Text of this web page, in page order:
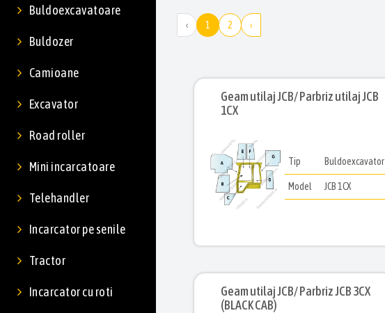
Buldoexcavatoare
Buldozer
Camioane
Excavator
Road roller
Mini incarcatoare
Telehandler
Incarcator pe senile
Tractor
Incarcator cu roti
‹ 1 2 ›
Geam utilaj JCB/ Parbriz utilaj JCB
1CX
Tip Buldoexcavator
Model JCB 1CX
Geam utilaj JCB/ Parbriz JCB 3CX
(BLACK CAB)